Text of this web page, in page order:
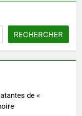
RECHERCHER
de «